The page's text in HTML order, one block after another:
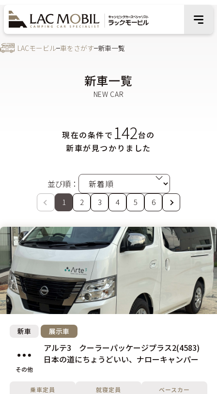
LACモービル 車をさがす 新車一覧
新車一覧
現在の条件で 142台の
新車が見つかりました
並び順：
1 2 3 4 5 6
新車 展示車
その他
アルテ3 クーラーパッケージプラス2(4583)
日本の道にちょうどいい、ナローキャンパー
乗車定員 就寝定員 ベースカー